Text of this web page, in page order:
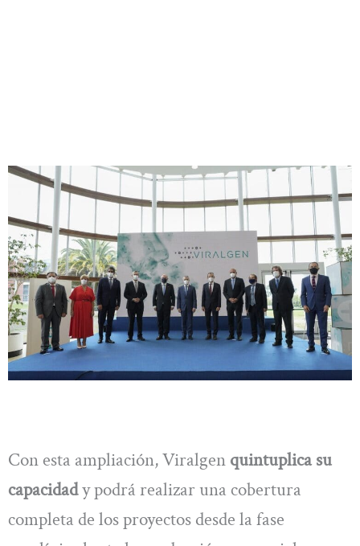
Con esta ampliación, Viralgen quintuplica su
capacidady podrá realizar una cobertura
completa de los proyectos desde la fase